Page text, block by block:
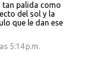
tan palida como
del sol y la
que le dan ese
5:14 p.m.